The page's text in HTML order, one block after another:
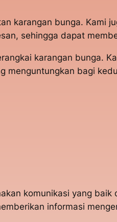
karangan bunga. Kami
sehingga dapat
karangan bunga.
menguntungkan bagi
komunikasi yang
informasi